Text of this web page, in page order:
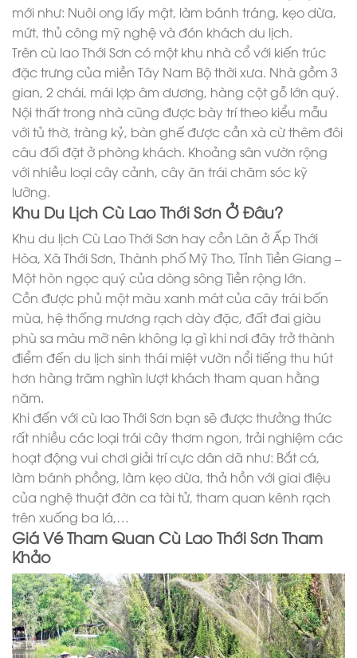
mới như: Nuôi ong lấy mật, làm bánh tráng, kẹo dừa,
mứt, thủ công mỹ nghệ và đón khách du lịch.
Trên cù lao Thới Sơn có một khu nhà cổ với kiến trúc
đặc trưng của miền Tây Nam Bộ thời xưa. Nhà gồm 3
gian, 2 chái, mái lợp âm dương, hàng cột gỗ lớn quý.
Nội thất trong nhà cũng được bày trí theo kiểu mẫu
với tủ thờ, tràng kỷ, bàn ghế được cần xà cừ thêm đôi
câu đối đặt ở phòng khách. Khoảng sân vườn rộng
với nhiều loại cây cảnh, cây ăn trái chăm sóc kỹ
lưỡng.
Khu Du Lịch Cù Lao Thới Sơn Ở Đâu?
Khu du lịch Cù Lao Thới Sơn hay cồn Lân ở Ấp Thới
Hòa, Xã Thới Sơn, Thành phố Mỹ Tho, Tỉnh Tiền Giang –
Một hòn ngọc quý của dòng sông Tiền rộng lớn.
Cồn được phủ một màu xanh mát của cây trái bốn
mùa, hệ thống mương rạch dày đặc, đất đai giàu
phù sa màu mỡ nên không lạ gì khi nơi đây trở thành
điểm đến du lịch sinh thái miệt vườn nổi tiếng thu hút
hơn hàng trăm nghìn lượt khách tham quan hằng
năm.
Khi đến với cù lao Thới Sơn bạn sẽ được thưởng thức
rất nhiều các loại trái cây thơm ngon, trải nghiệm các
hoạt động vui chơi giải trí cực dân dã như: Bắt cá,
làm bánh phồng, làm kẹo dừa, thả hồn với giai điệu
của nghệ thuật đờn ca tài tử, tham quan kênh rạch
trên xuống ba lá,…
Giá Vé Tham Quan Cù Lao Thới Sơn Tham
Khảo